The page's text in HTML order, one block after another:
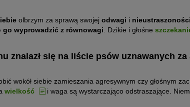
olbrzym za sprawą swojej odwagi i nieustraszoności
go wyprowadzić z równowagi. Dzikie i głośne
znalazł się na liście psów uznawanych
wokół siebie zamieszania agresywnym czy głośnym
wielkość
i waga są wystarczająco odstraszające.